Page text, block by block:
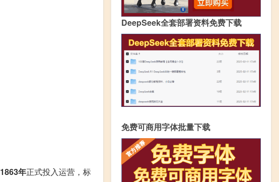
1863年正式投入运营，标
DeepSeek全套部署资料免费下载
免费可商用字体批量下载